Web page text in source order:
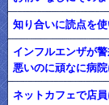
知り合いに読点を
インフルエンザが
悪いのに頑なに病
ネットカフェで店